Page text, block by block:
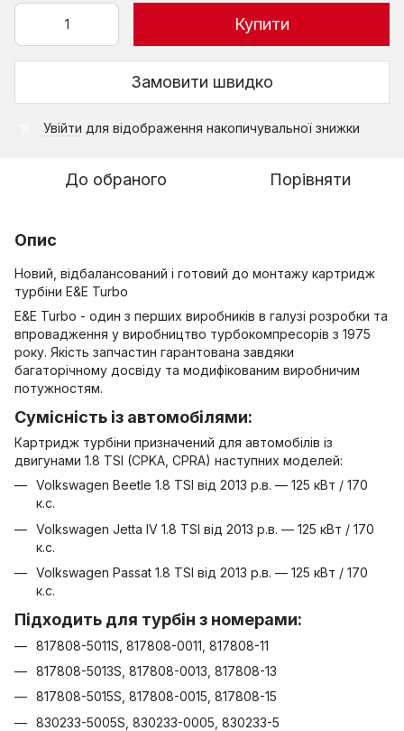
Купити
Замовити швидко
Увійти для відображення накопичувальної знижки
До обраного Порівняти
Опис
Новий, відбалансований і готовий до монтажу картридж
турбіни E&E Turbo
E&E Turbo - один з перших виробників в галузі розробки та
впровадження у виробництво турбокомпресорів з 1975
року. Якість запчастин гарантована завдяки
багаторічному досвіду та модифікованим виробничим
потужностям.
Сумісність із автомобілями:
Картридж турбіни призначений для автомобілів із
двигунами 1.8 TSI (CPKA, CPRA) наступних моделей:
Volkswagen Beetle 1.8 TSI від 2013 р.в. — 125 кВт / 170
к.с.
Volkswagen Jetta IV 1.8 TSI від 2013 р.в. — 125 кВт / 170
к.с.
Volkswagen Passat 1.8 TSI від 2013 р.в. — 125 кВт / 170
к.с.
Підходить для турбін з номерами:
817808-5011S, 817808-0011, 817808-11
817808-5013S, 817808-0013, 817808-13
817808-5015S, 817808-0015, 817808-15
830233-5005S, 830233-0005, 830233-5